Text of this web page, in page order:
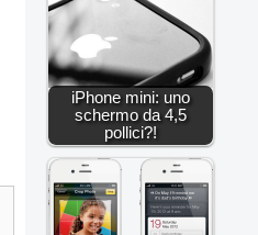
iPhone mini: uno
schermo da 4,5
pollici?!